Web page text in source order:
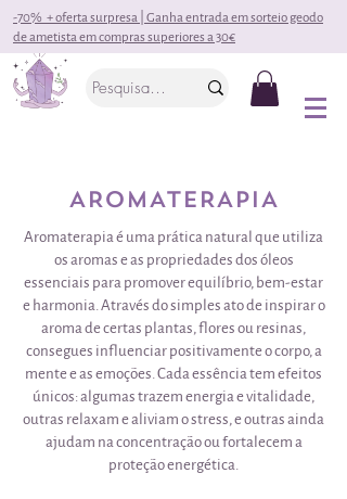
-70% + oferta surpresa | Ganha entrada em sorteio geodo
de ametista em compras superiores a 30€
AROMATERAPIA
Aromaterapia é uma prática natural que utiliza
os aromas e as propriedades dos óleos
essenciais para promover equilíbrio, bem-estar
e harmonia. Através do simples ato de inspirar o
aroma de certas plantas, flores ou resinas,
consegues influenciar positivamente o corpo, a
mente e as emoções. Cada essência tem efeitos
únicos: algumas trazem energia e vitalidade,
outras relaxam e aliviam o stress, e outras ainda
ajudam na concentração ou fortalecem a
proteção energética.